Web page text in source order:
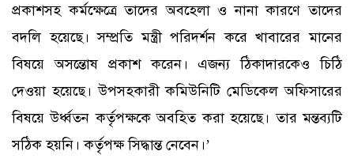
প্রকাশসহ কর্মক্ষেত্রে তাদের অবহেলা ও নানা কারণে তাদের
বদলি হয়েছে। সম্প্রতি মন্ত্রী পরিদর্শন করে খাবারের মানের
বিষয়ে অসন্তোষ প্রকাশ করেন। এজন্য ঠিকাদারকেও চিঠি
দেওয়া হয়েছে। উপসহকারী কমিউনিটি মেডিকেল অফিসারের
বিষয়ে উর্ধ্বতন কর্তৃপক্ষকে অবহিত করা হয়েছে। তার মন্তব্যটি
সঠিক হয়নি। কর্তৃপক্ষ সিদ্ধান্ত নেবেন।’